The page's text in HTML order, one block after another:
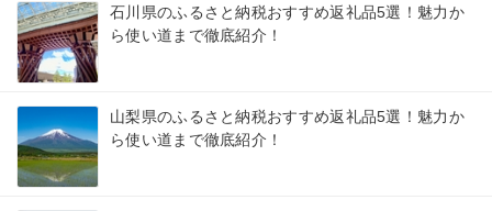
石川県のふるさと納税おすすめ返礼品5選！魅力か
ら使い道まで徹底紹介！
山梨県のふるさと納税おすすめ返礼品5選！魅力か
ら使い道まで徹底紹介！